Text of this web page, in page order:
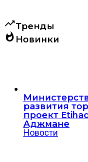
trending_upТренды
whatshot Новинки
развития
проект
Аджмане
Новости